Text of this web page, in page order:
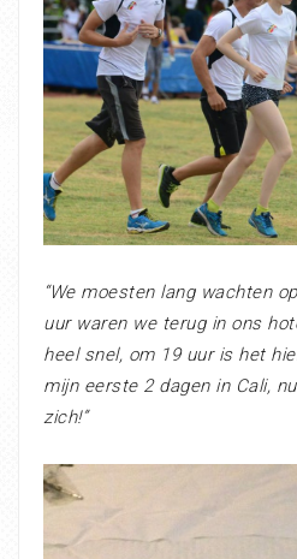
“We moesten lang wachten
uur waren we terug in ons
heel snel, om 19 uur is het
mijn eerste 2 dagen in Cali,
zich!”